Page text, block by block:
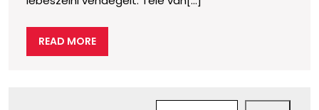
húzni
READ MOREREAD
MORE